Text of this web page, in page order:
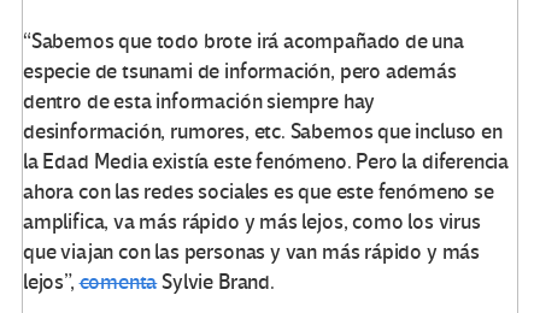
“Sabemos que todo brote irá acompañado de una
especie de tsunami de información, pero además
dentro de esta información siempre hay
desinformación, rumores, etc. Sabemos que incluso en
la Edad Media existía este fenómeno. Pero la diferencia
ahora con las redes sociales es que este fenómeno se
amplifica, va más rápido y más lejos, como los virus
que viajan con las personas y van más rápido y más
lejos”,comentaSylvie Brand.